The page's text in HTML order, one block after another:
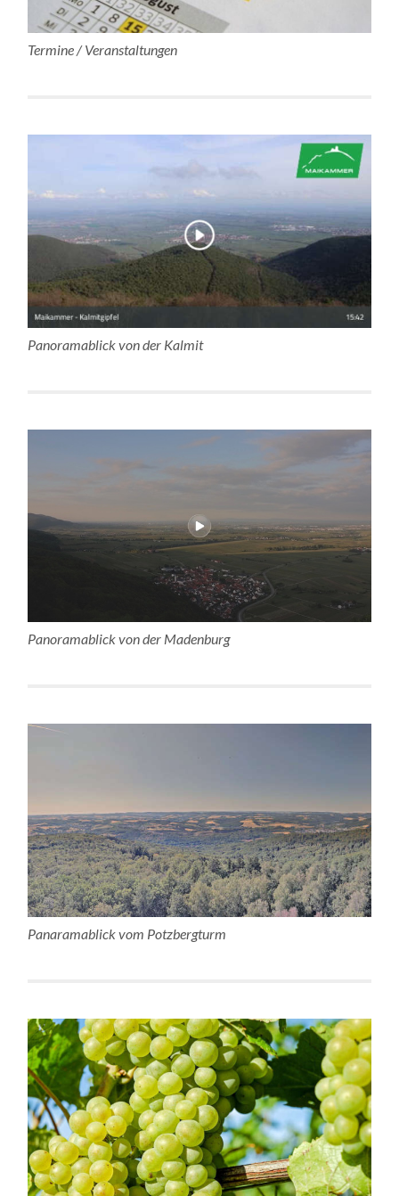
Termine / Veranstaltungen
Panoramablick von der Kalmit
Panoramablick von der Madenburg
Panaramablick vom Potzbergturm